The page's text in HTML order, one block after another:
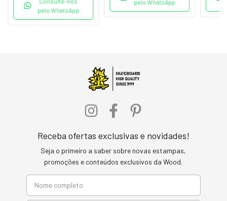
pelo WhatsApp
pelo WhatsApp
Receba ofertas exclusivas e novidades!
Seja o primeiro a saber sobre novas estampas,
promoções e conteúdos exclusivos da Wood.